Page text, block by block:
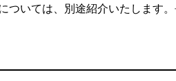
ついては、別途紹介いたします